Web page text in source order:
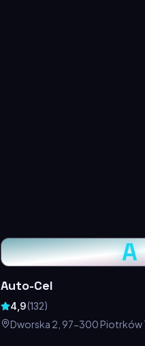
A
Auto-Cel
4,9(132)
Dworska 2, 97-300 Piotrków